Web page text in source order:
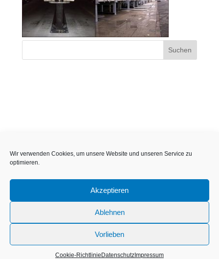
Wir verwenden Cookies, um unsere Website und unseren Service zu
optimieren.
Akzeptieren
Ablehnen
Vorlieben
Cookie-Richtlinie Datenschutz Impressum
Impressum Datenschutz Cookie Richtlinie